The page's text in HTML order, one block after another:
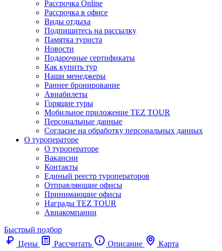
Рассрочка Online
Рассрочка в офисе
Виды отдыха
Подпишитесь на рассылку
Памятка туриста
Новости
Подарочные сертификаты
Как купить тур
Наши менеджеры
Раннее бронирование
Авиабилеты
Горящие туры
Мобильное приложение TEZ TOUR
Персональные данные
Согласие на обработку персональных данных
О туроператоре
О туроператоре
Вакансии
Контакты
Единый реестр туроператоров
Отправляющие офисы
Принимающие офисы
Награды TEZ TOUR
Авиакомпании
Быстрый подбор
Цены
Рассчитать Описание
Карта